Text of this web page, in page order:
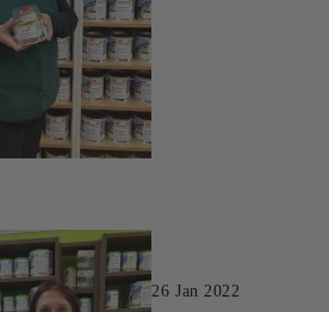
26 Jan 2022